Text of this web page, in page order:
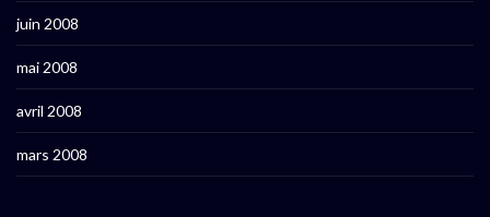
juin 2008
mai 2008
avril 2008
mars 2008